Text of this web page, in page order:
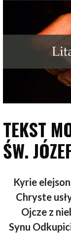
TEKST
ŚW.
Kyrie
Chryste
Ojcze z
Synu